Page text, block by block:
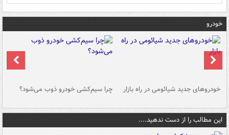
خودرو
خودروهای جدید شیائومی در راه بازار چرا سیم‌کشی خودرو ذوب می‌شود؟
این مطالب را از دست ندهید....